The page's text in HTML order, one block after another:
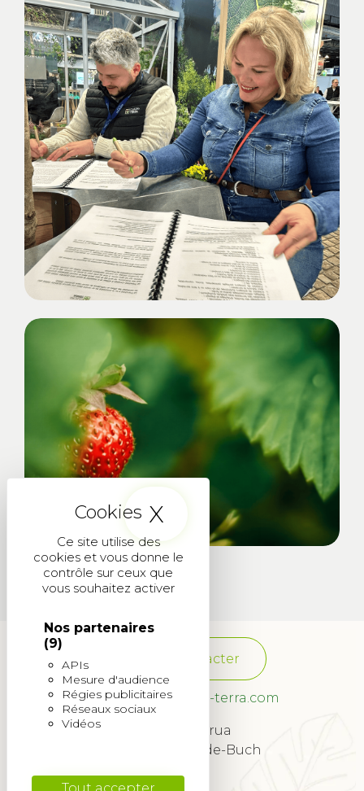
Ce site utilise des
cookies et vous donne le
contrôle sur ceux que
vous souhaitez activer
Nos partenaires
(9)
APIs
Mesure d'audience
Régies publicitaires
Réseaux sociaux
Vidéos
X Masquer le
Nous contacter
franchise@quadra-terra.com
34 Rue Lagrua
33260 La Teste-de-Buch